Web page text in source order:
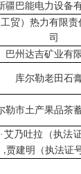
疆巴能电力设备
贸）热力有限
司
巴州达吉矿业有
库尔勒老田石
勒市土产果品茶
乃吐拉（执法
,贾建明（执法证